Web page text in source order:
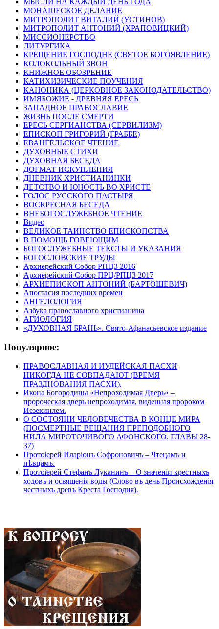
МЫСЛИ НА КАЖДЫЙ ДЕНЬ ГОДА
МОНАШЕСКОЕ ДЕЛАНИЕ
МИТРОПОЛИТ ВИТАЛИЙ (УСТИНОВ)
МИТРОПОЛИТ АНТОНИЙ (ХРАПОВИЦКИЙ)
МИССИОНЕРСТВО
ЛИТУРГИКА
КРЕЩЕНИЕ ГОСПОДНЕ (СВЯТОЕ БОГОЯВЛЕНИЕ)
КОЛОКОЛЬНЫЙ ЗВОН
КНИЖНОЕ ОБОЗРЕНИЕ
КАТИХИЗИЧЕСКИЕ ПОУЧЕНИЯ
КАНОНИКА (ЦЕРКОВНОЕ ЗАКОНОДАТЕЛЬСТВО)
ИМЯБОЖИЕ - ДРЕВНЯЯ ЕРЕСЬ
ЗАПАДНОЕ ПРАВОСЛАВИЕ
ЖИЗНЬ ПОСЛЕ СМЕРТИ
ЕРЕСЬ СЕРГИАНСТВА (СЕРВИЛИЗМ)
ЕПИСКОП ГРИГОРИЙ (ГРАББЕ)
ЕВАНГЕЛЬСКОЕ ЧТЕНИЕ
ДУХОВНЫЕ СТИХИ
ДУХОВНАЯ БЕСЕДА
ДОГМАТ ИСКУПЛЕНИЯ
ДНЕВНИК ХРИСТИАНИНКИ
ДЕТСТВО И ЮНОСТЬ ВО ХРИСТЕ
ГОЛОС РУССКОГО ПАСТЫРЯ
ВОСКРЕСНАЯ БЕСЕДА
ВНЕБОГОСЛУЖЕБНОЕ ЧТЕНИЕ
Видео
ВЕЛИКОЕ ТАИНСТВО ЕПИСКОПСТВА
В ПОМОЩЬ ГОВЕЮЩИМ
БОГОСЛУЖЕБНЫЕ ТЕКСТЫ И УКАЗАНИЯ
БОГОСЛОВСКИЕ ТРУДЫ
Архиерейский Собор РПЦЗ 2016
Архиерейский Собор ПРЦ/РПЦЗ 2017
АРХИЕПИСКОП АНТОНИЙ (БАРТОШЕВИЧ)
Апостасия последних времен
АНГЕЛОЛОГИЯ
Азбука православного христианина
АГИОЛОГИЯ
«ДУХОВНАЯ БРАНЬ». Свято-Афанасьевское издание
Популярное:
ПРАВОСЛАВНАЯ И ИУДЕЙСКАЯ ПАСХИ
НИКОГДА НЕ СОВПАДАЮТ (ВРЕМЯ
ПРАЗДНОВАНИЯ ПАСХИ).
Икона Богородицы «Непроходимая Дверь» –
пророческая дверь непроходимая, виденная пророком
Иезекиилем.
О СОСТОЯНИ ЧЕЛОВЕЧЕСТВА В КОНЦЕ МИРА
(ПОСМЕРТНЫЕ ВЕЩАНИЯ ПРЕПОДОБНОГО
НИЛА МИРОТОЧИВОГО АФОНСКОГО, ГЛАВЫ 28-
37)
Протоіерей Иларіонъ Софроновичъ – Чтецамъ и
пѣвцамъ.
Протоіерей Стефанъ Луканинъ – О значеніи крестныхъ
ходовъ и освященія воды (Слово въ день Происхожденія
честныхъ древъ Креста Господня).